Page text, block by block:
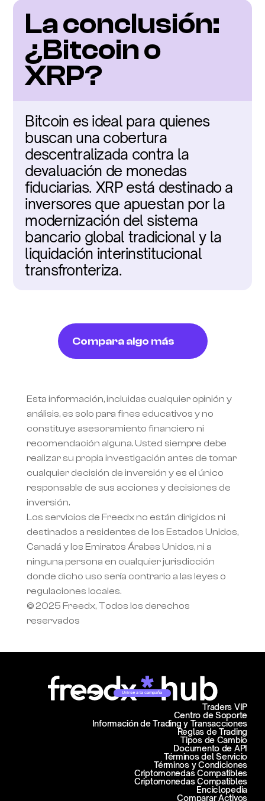
La conclusión:
¿Bitcoin o
XRP?
Bitcoin es ideal para quienes
buscan una cobertura
descentralizada contra la
devaluación de monedas
fiduciarias. XRP está destinado a
inversores que apuestan por la
modernización del sistema
bancario global tradicional y la
liquidación interinstitucional
transfronteriza.
Compara algo más
Esta información, incluidas cualquier opinión y
análisis, es solo para fines educativos y no
constituye asesoramiento financiero ni
recomendación alguna. Usted siempre debe
realizar su propia investigación antes de tomar
cualquier decisión de inversión y es el único
responsable de sus acciones y decisiones de
inversión.
Los servicios de Freedx no están dirigidos ni
destinados a residentes de los Estados Unidos,
Canadá y los Emiratos Árabes Unidos, ni a
ninguna persona en cualquier jurisdicción
donde dicho uso sería contrario a las leyes o
regulaciones locales.
© 2025 Freedx, Todos los derechos
reservados
Unirse a la campaña
Centro de Soporte
Información de Trading y Transacciones
Traders VIP
Reglas de Trading
Tipos de Cambio
Documento de API
Términos del Servicio
Términos y Condiciones
Criptomonedas Compatibles
Criptomonedas Compatibles
Enciclopedia
Comparar Activos